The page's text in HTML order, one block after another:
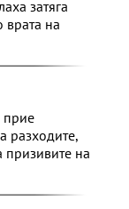
затяга
врата на
прие
разходите,
призивите на